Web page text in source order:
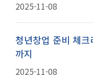
2025-11-08
청년창업 준비 체
까지
2025-11-08